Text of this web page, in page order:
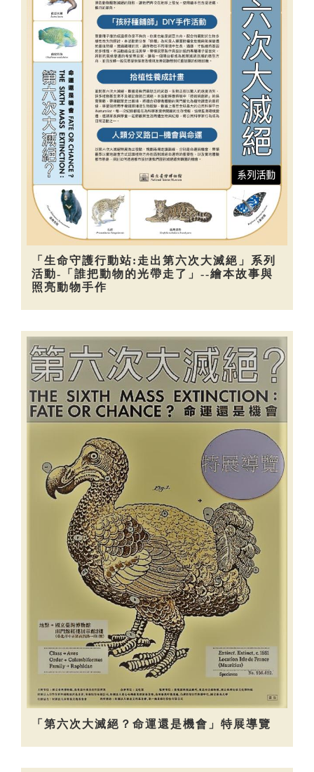
「生命守護行動站:走出第六次大滅絕」系列
活動-「誰把動物的光帶走了」--繪本故事與
照亮動物手作
「第六次大滅絕？命運還是機會」特展導覽